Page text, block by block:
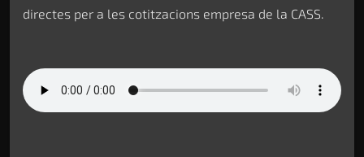
directes per a les cotitzacions empresa de la CASS.